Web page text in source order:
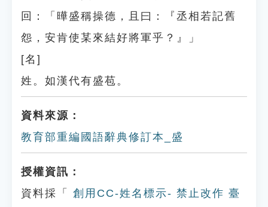
回：「曄盛稱操德，且曰：『丞相若記舊
怨，安肯使某來結好將軍乎？』」
[名]
姓。如漢代有盛苞。
資料來源：
教育部重編國語辭典修訂本_盛
授權資訊：
資料採「
創用CC-姓名標示- 禁止改作 臺